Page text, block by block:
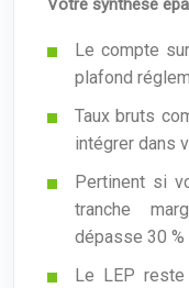
Votre synthèse
Le compte
plafond
Taux bruts
intégrer dans
Pertinent si
tranche
dépasse 30 %
Le LEP